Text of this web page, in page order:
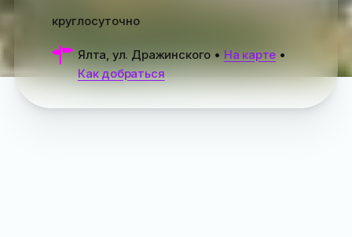
круглосуточно
Ялта, ул. Дражинского • На карте •
Как добраться